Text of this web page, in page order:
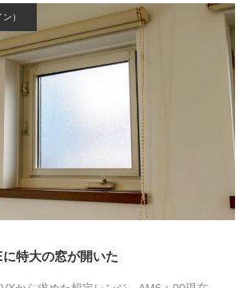
）
特大の窓が開いた